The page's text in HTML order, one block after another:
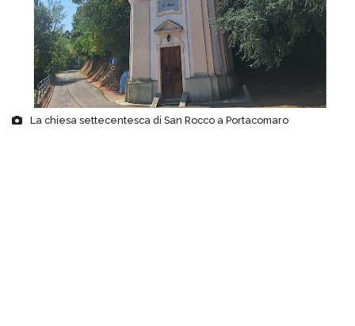
La chiesa settecentesca di San Rocco a Portacomaro